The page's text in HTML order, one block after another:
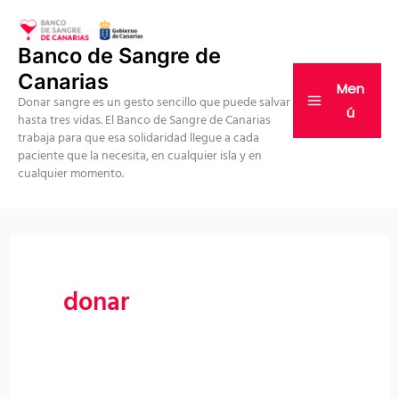
contenido
Banco de Sangre de
Canarias
Donar sangre es un gesto sencillo que puede salvar
hasta tres vidas. El Banco de Sangre de Canarias
trabaja para que esa solidaridad llegue a cada
paciente que la necesita, en cualquier isla y en
cualquier momento.
Men
ú
donar